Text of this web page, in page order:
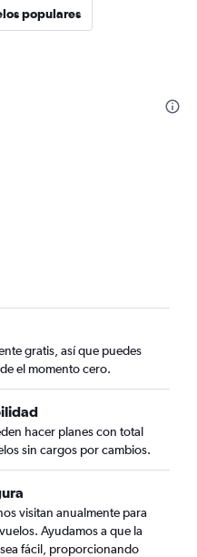
populares
gratis, así que puedes
el momento cero.
hacer planes con total
sin cargos por cambios.
visitan anualmente para
Ayudamos a que la
fácil, proporcionando